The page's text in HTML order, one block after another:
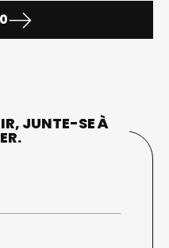
0
IR, JUNTE-SE À